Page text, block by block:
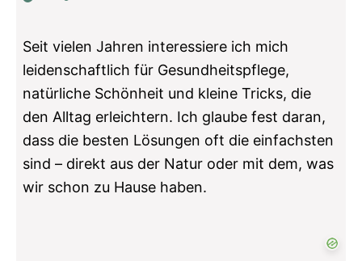
Seit vielen Jahren interessiere ich mich
leidenschaftlich für Gesundheitspflege,
natürliche Schönheit und kleine Tricks, die
den Alltag erleichtern. Ich glaube fest daran,
dass die besten Lösungen oft die einfachsten
sind – direkt aus der Natur oder mit dem, was
wir schon zu Hause haben.